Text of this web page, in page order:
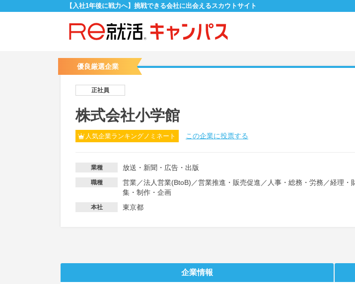
【入社1年後に戦力へ】挑戦できる会社に出会えるスカウトサイト
優良厳選企業
正社員
株式会社小学館
人気企業ランキングノミネート この企業に投票する
業種 放送・新聞・広告・出版
職種 営業／法人営業(BtoB) ／営業推進・販売促進 ／ 人事・総務・労務 ／経理・
集・制作・企画
本社 東京都
企業情報